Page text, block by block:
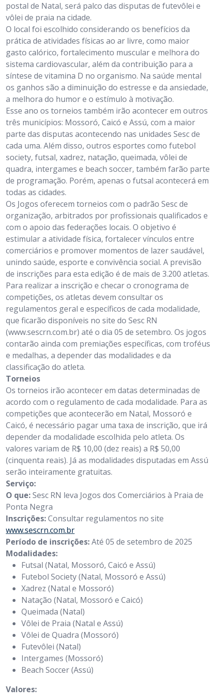
postal de Natal, será palco das disputas de futevôlei e
vôlei de praia na cidade.
O local foi escolhido considerando os benefícios da
prática de atividades físicas ao ar livre, como maior
gasto calórico, fortalecimento muscular e melhora do
sistema cardiovascular, além da contribuição para a
síntese de vitamina D no organismo. Na saúde mental
os ganhos são a diminuição do estresse e da ansiedade,
a melhora do humor e o estímulo à motivação.
Esse ano os torneios também irão acontecer em outros
três municípios: Mossoró, Caicó e Assú, com a maior
parte das disputas acontecendo nas unidades Sesc de
cada uma. Além disso, outros esportes como futebol
society, futsal, xadrez, natação, queimada, vôlei de
quadra, intergames e beach soccer, também farão parte
de programação. Porém, apenas o futsal acontecerá em
todas as cidades.
Os Jogos oferecem torneios com o padrão Sesc de
organização, arbitrados por profissionais qualificados e
com o apoio das federações locais. O objetivo é
estimular a atividade física, fortalecer vínculos entre
comerciários e promover momentos de lazer saudável,
unindo saúde, esporte e convivência social. A previsão
de inscrições para esta edição é de mais de 3.200 atletas.
Para realizar a inscrição e checar o cronograma de
competições, os atletas devem consultar os
regulamentos geral e específicos de cada modalidade,
que ficarão disponíveis no site do Sesc RN
(www.sescrn.com.br) até o dia 05 de setembro. Os jogos
contarão ainda com premiações específicas, com troféus
e medalhas, a depender das modalidades e da
classificação do atleta.
Torneios
Os torneios irão acontecer em datas determinadas de
acordo com o regulamento de cada modalidade. Para as
competições que acontecerão em Natal, Mossoró e
Caicó, é necessário pagar uma taxa de inscrição, que irá
depender da modalidade escolhida pelo atleta. Os
valores variam de R$ 10,00 (dez reais) a R$ 50,00
(cinquenta reais). Já as modalidades disputadas em Assú
serão inteiramente gratuitas.
Serviço:
O que:Sesc RN leva Jogos dos Comerciários à Praia de
Ponta Negra
Inscrições:Consultar regulamentos no site
www.sescrn.com.br
Período de inscrições:Até 05 de setembro de 2025
Modalidades:
Futsal (Natal, Mossoró, Caicó e Assú)
Futebol Society (Natal, Mossoró e Assú)
Xadrez (Natal e Mossoró)
Natação (Natal, Mossoró e Caicó)
Queimada (Natal)
Vôlei de Praia (Natal e Assú)
Vôlei de Quadra (Mossoró)
Futevôlei (Natal)
Intergames (Mossoró)
Beach Soccer (Assú)
Valores: